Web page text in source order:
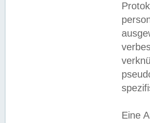
Eine